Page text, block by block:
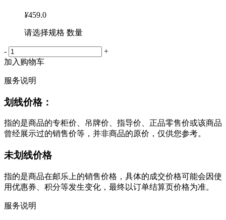
¥459.0
请选择规格 数量
-
+
加入购物车
服务说明
划线价格：
指的是商品的专柜价、吊牌价、指导价、正品零售价或该商品
曾经展示过的销售价等，并非商品的原价，仅供您参考。
未划线价格
指的是商品在邮乐上的销售价格，具体的成交价格可能会因使
用优惠券、积分等发生变化，最终以订单结算页价格为准。
服务说明